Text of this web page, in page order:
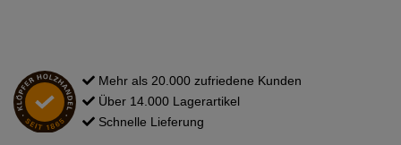
Mehr als 20.000 zufriedene Kunden
Über 14.000 Lagerartikel
Schnelle Lieferung